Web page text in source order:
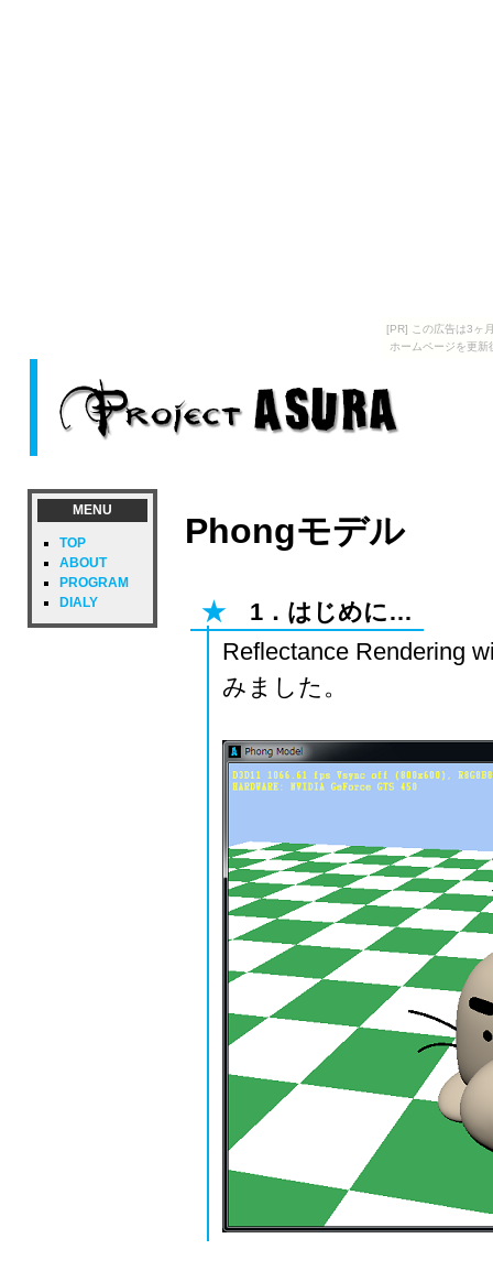
[PR] この広告は3ヶ
ホームページを更
MENU
TOP
ABOUT
PROGRAM
DIALY
Phongモデル
★ 1．はじめに…
Reflectance Rendering
みました。